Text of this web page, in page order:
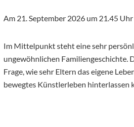
Am 21. September 2026 um 21.45
Im Mittelpunkt steht eine sehr
ungewöhnlichen Familiengeschichte.
Frage, wie sehr Eltern das eigene
bewegtes Künstlerleben hinterlassen